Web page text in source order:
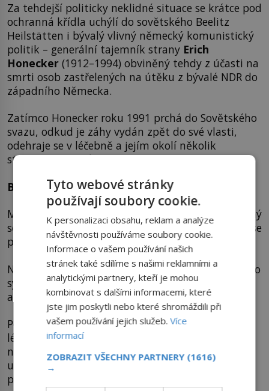
Za tehdejší politicky neklidné situace se krátce pod
ochranná křídla uchýlí do sovětského Beelitz
Heilstätten i bývalý vlivný německý komunistický
politik – generální tajemník strany Erich
Honecker (1912–1994) obviněný tehdy z účasti na
smrti osob zastřelených na útěku z bývalé NDR do
západního Německa.
Zatímco Honecker roku 1991 prchá do Sovětského
svazu, odkud je záhy vydán zpět do své vlasti,
odehraje se v léčebně a jejím okolí několik
strašných zločinů!
Bestie z Beelitzu
Mladá žena ve věku 34 let chroptí, zatímco ji šílený
sériový vrahWolfgang Schmidt(*1966) škrtí v lese
poblíž Beelitz Heilstätten.
Německý maniak nejdříve vytáhne z kočárku jejího
syna – malého ruského chlapceStanislava
a rozbije mu hlavičku o kořen stromu.
Poté dožene jeho matku, manželku vedoucího
lékaře z nedaleké nemocnice
nacpe do úst její vlastní podprsenku, aby ji poté
udusil a mrtvou navlékl do růžového spodního
prádla.
Tyto webové stránky
používají soubory cookie.
K personalizaci obsahu, reklam a analýze
návštěvnosti používáme soubory cookie.
Informace o vašem používání našich
stránek také sdílíme s našimi reklamními a
analytickými partnery, kteří je mohou
kombinovat s dalšími informacemi, které
jste jim poskytli nebo které shromáždili při
vašem používání jejich služeb.Více
informací
ZOBRAZIT VŠECHNY PARTNERY (1616)
→